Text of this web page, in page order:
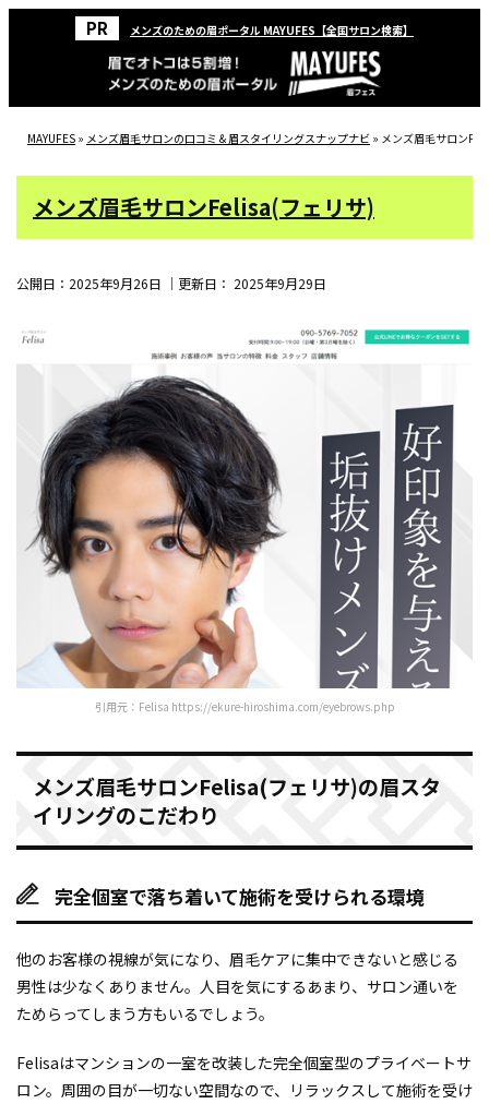
メンズのための眉ポータル MAYUFES【全国サロン検索】
MAYUFES » メンズ眉毛サロンの口コミ＆眉スタイリングスナップナビ » メンズ眉毛サロン
メンズ眉毛サロンFelisa(フェリサ)
公開日： 2025年9月26日 ｜更新日： 2025年9月29日
引用元：Felisa https://ekure-hiroshima.com/eyebrows.php
メンズ眉毛サロンFelisa(フェリサ)の眉スタ
イリングのこだわり
完全個室で落ち着いて施術を受けられる環境
他のお客様の視線が気になり、眉毛ケアに集中できないと感じる
男性は少なくありません。人目を気にするあまり、サロン通いを
ためらってしまう方もいるでしょう。
Felisaはマンションの一室を改装した完全個室型のプライベートサ
ロン。周囲の目が一切ない空間なので、リラックスして施術を受け